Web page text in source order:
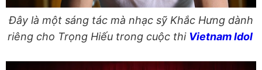
Đây là một sáng tác mà nhạc sỹ Khắc Hưng dành
riêng cho Trọng Hiếu trong cuộc thi Vietnam Idol